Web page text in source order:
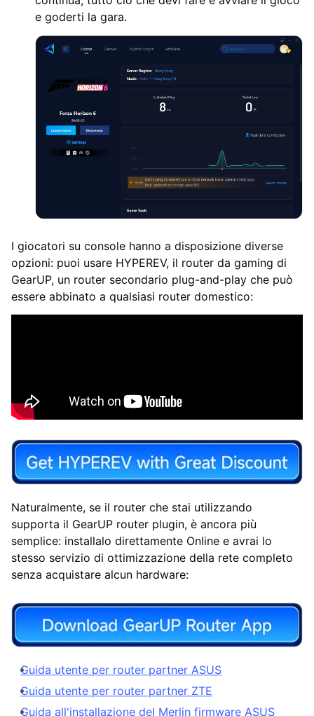
e goderti la gara.
I giocatori su console hanno a disposizione diverse
opzioni: puoi usare HYPEREV, il router da gaming di
GearUP, un router secondario plug-and-play che può
essere abbinato a qualsiasi router domestico:
Naturalmente, se il router che stai utilizzando
supporta il GearUP router plugin, è ancora più
semplice: installalo direttamente Online e avrai lo
stesso servizio di ottimizzazione della rete completo
senza acquistare alcun hardware:
Guida utente per router partner ASUS
Guida utente per router partner ZTE
Guida all'installazione del Merlin firmware ASUS